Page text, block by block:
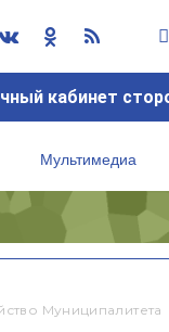
кабинет
Мультимедиа
Муниципалитета